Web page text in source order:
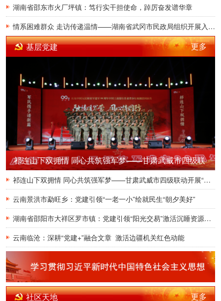
湖南省邵东市火厂坪镇：笃行实干担使命，踔厉奋发谱华章
情系困难群众 走访传递温情——湖南省武冈市民政局组织开展入户走访慰问活动
基层党建 更多
祁连山下双拥情 同心共筑强军梦——甘肃武威市四级联
动开展“八一”系列拥军优属活动
祁连山下双拥情 同心共筑强军梦——甘肃武威市四级联动开展“八一”系列拥军优属活动
云南景洪市勐旺乡：党建引领“一老一小”绘就民生“朝夕美好”
湖南省邵阳市大祥区罗市镇：党建引领“阳光交易”激活沉睡资源新动能——邵阳市大祥区罗市镇举办培训为乡村振兴注入“红色引擎”
云南临沧：深耕“党建+”融合文章 激活边疆机关红色动能
社区天地 更多